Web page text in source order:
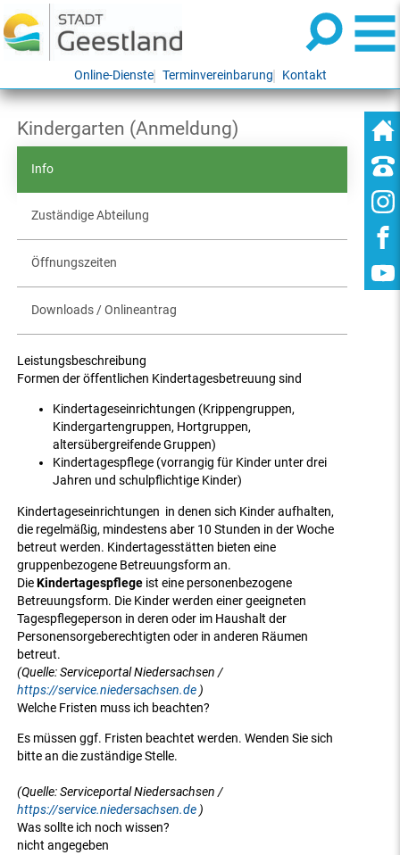
Online-Dienste Terminvereinbarung Kontakt
Kindergarten (Anmeldung)
Info
Zuständige Abteilung
Öffnungszeiten
Downloads / Onlineantrag
Leistungsbeschreibung
Formen der öffentlichen Kindertagesbetreuung sind
Kindertageseinrichtungen (Krippengruppen,
Kindergartengruppen, Hortgruppen,
altersübergreifende Gruppen)
Kindertagespflege (vorrangig für Kinder unter drei
Jahren und schulpflichtige Kinder)
Kindertageseinrichtungen in denen sich Kinder aufhalten,
die regelmäßig, mindestens aber 10 Stunden in der Woche
betreut werden. Kindertagesstätten bieten eine
gruppenbezogene Betreuungsform an.
DieKindertagespflege ist eine personenbezogene
Betreuungsform. Die Kinder werden einer geeigneten
Tagespflegeperson in deren oder im Haushalt der
Personensorgeberechtigten oder in anderen Räumen
betreut.
(Quelle: Serviceportal Niedersachsen /
https://service.niedersachsen.de )
Welche Fristen muss ich beachten?
Es müssen ggf. Fristen beachtet werden. Wenden Sie sich
bitte an die zuständige Stelle.
(Quelle: Serviceportal Niedersachsen /
https://service.niedersachsen.de )
Was sollte ich noch wissen?
nicht angegeben